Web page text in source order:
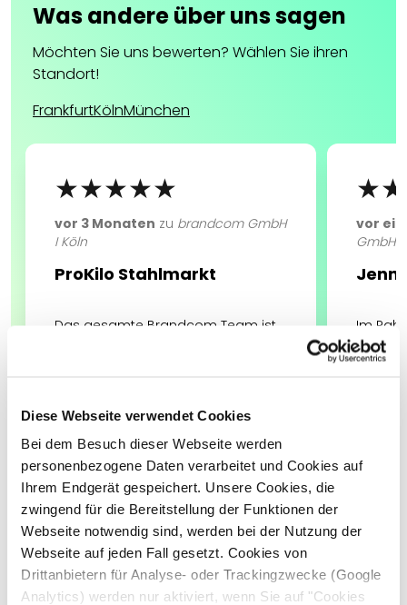
Diese Webseite verwendet Cookies
Bei dem Besuch dieser Webseite werden
personenbezogene Daten verarbeitet und Cookies auf
Ihrem Endgerät gespeichert. Unsere Cookies, die
zwingend für die Bereitstellung der Funktionen der
Webseite notwendig sind, werden bei der Nutzung der
Webseite auf jeden Fall gesetzt. Cookies von
Drittanbietern für Analyse- oder Trackingzwecke (Google
Analytics) werden nur aktiviert, wenn Sie auf "Cookies
Was andere über uns sagen
Möchten Sie uns bewerten? Wählen Sie ihren
Standort!
FrankfurtKölnMünchen
★★★★★
vor 3 Monaten zu brandcom GmbH
I Köln
ProKilo Stahlmarkt
Das gesamte Brandcom Team ist
besonderes Lob an Henning Fischer
für seine zielführende strategische
vor
GmbH I
Im
lokal‘